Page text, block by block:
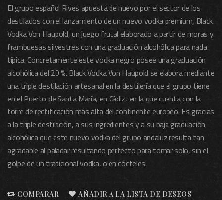
El grupo español Rives apuesta de nuevo por el sector de los
destilados con el lanzamiento de un nuevo vodka premium, Black
Vodka Von Haupold, un juego frutal elaborado a partir de moras y
frambuesas silvestres con una graduación alcohólica para nada
típica. Concretamente este vodka negro posee una graduación
alcohólica del 20 %. Black Vodka Von Haupold se elabora mediante
una triple destilación artesanal en la destilería que el grupo tiene
en el Puerto de Santa María, en Cádiz, en la que cuenta con la
torre de rectificación más alta del continente europeo. Es gracias
a la triple destilación, a sus ingredientes y a su baja graduación
alcohólica que este nuevo vodka del grupo andaluz resulta tan
agradable al paladar resultando perfecto para tomar solo, sin el
golpe de un tradicional vodka, o en cócteles.
COMPARAR AÑADIR A LA LISTA DE DESEOS